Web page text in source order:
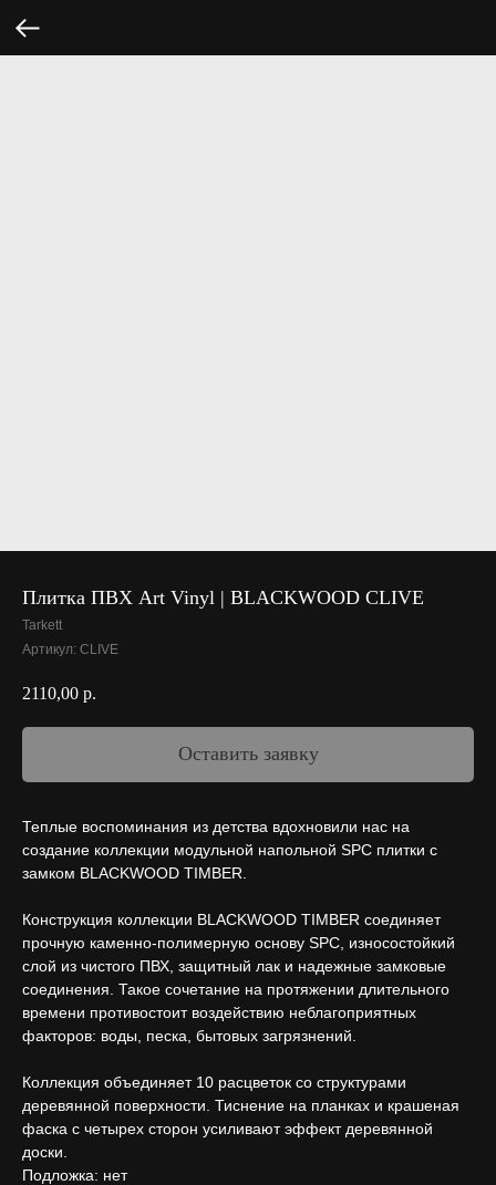
Плитка ПВХ Art Vinyl | BLACKWOOD CLIVE
Tarkett
Артикул: CLIVE
2110,00 р.
Оставить заявку
Теплые воспоминания из детства вдохновили нас на
создание коллекции модульной напольной SPC плитки с
замком BLACKWOOD TIMBER.
Конструкция коллекции BLACKWOOD TIMBER соединяет
прочную каменно-полимерную основу SPC, износостойкий
слой из чистого ПВХ, защитный лак и надежные замковые
соединения. Такое сочетание на протяжении длительного
времени противостоит воздействию неблагоприятных
факторов: воды, песка, бытовых загрязнений.
Коллекция объединяет 10 расцветок со структурами
деревянной поверхности. Тиснение на планках и крашеная
фаска с четырех сторон усиливают эффект деревянной
доски.
Подложка: нет